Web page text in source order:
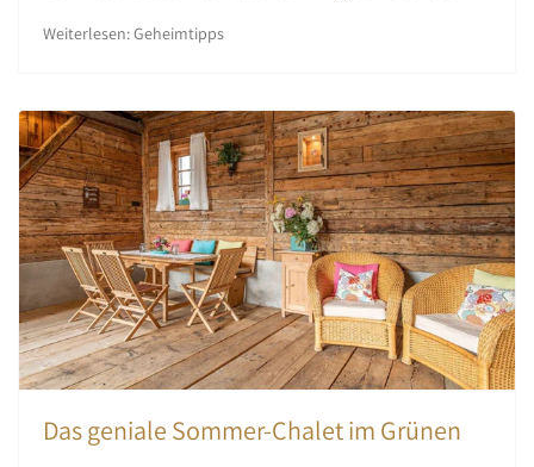
Weiterlesen: Geheimtipps
Das geniale Sommer-Chalet im Grünen